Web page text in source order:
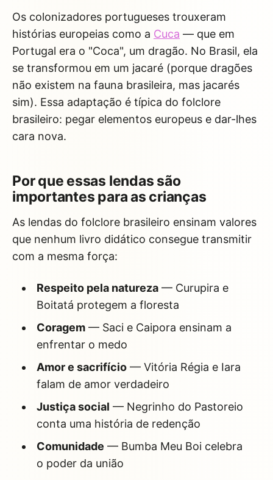
Os colonizadores portugueses trouxeram
histórias europeias como a Cuca — que em
Portugal era o "Coca", um dragão. No Brasil, ela
se transformou em um jacaré (porque dragões
não existem na fauna brasileira, mas jacarés
sim). Essa adaptação é típica do folclore
brasileiro: pegar elementos europeus e dar-lhes
cara nova.
Por que essas lendas são
importantes para as crianças
As lendas do folclore brasileiro ensinam valores
que nenhum livro didático consegue transmitir
com a mesma força:
Respeito pela natureza— Curupira e
Boitatá protegem a floresta
Coragem— Saci e Caipora ensinam a
enfrentar o medo
Amor e sacrifício— Vitória Régia e Iara
falam de amor verdadeiro
Justiça social — Negrinho do Pastoreio
conta uma história de redenção
Comunidade — Bumba Meu Boi celebra
o poder da união